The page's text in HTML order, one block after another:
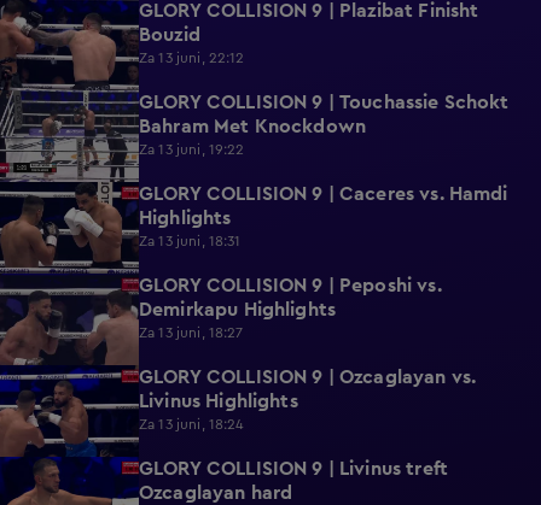
2:05
GLORY COLLISION 9 | Plazibat Finisht
Bouzid
Za 13 juni, 22:12
0:24
GLORY COLLISION 9 | Touchassie Schokt
Bahram Met Knockdown
Za 13 juni, 19:22
0:52
GLORY COLLISION 9 | Caceres vs. Hamdi
Highlights
Za 13 juni, 18:31
0:58
GLORY COLLISION 9 | Peposhi vs.
Demirkapu Highlights
Za 13 juni, 18:27
0:49
GLORY COLLISION 9 | Ozcaglayan vs.
Livinus Highlights
Za 13 juni, 18:24
0:39
GLORY COLLISION 9 | Livinus treft
Ozcaglayan hard